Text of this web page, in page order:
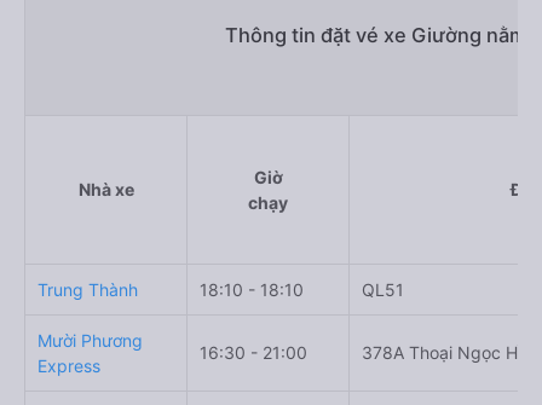
Thông tin đặt vé xe Giường nằm
Nhà xe
Giờ
chạy
Trung Thành 18:10 - 18:10 QL51
Mười Phương
Express
16:30 - 21:00 378A Thoại Ngọc Hầu